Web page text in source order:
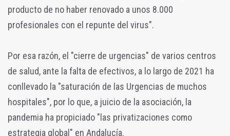
producto de no haber renovado a unos 8.000
profesionales con el repunte del virus".
Por esa razón, el "cierre de urgencias" de varios centros
de salud, ante la falta de efectivos, a lo largo de 2021 ha
conllevado la "saturación de las Urgencias de muchos
hospitales", por lo que, a juicio de la asociación, la
pandemia ha propiciado "las privatizaciones como
estrategia global" en Andalucía.